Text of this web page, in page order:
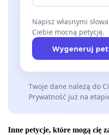
Napisz własnymi
Ciebie mocną petycję.
Wygeneruj
Twoje dane należą do
Prywatność już na
Inne petycje, które mogą cię